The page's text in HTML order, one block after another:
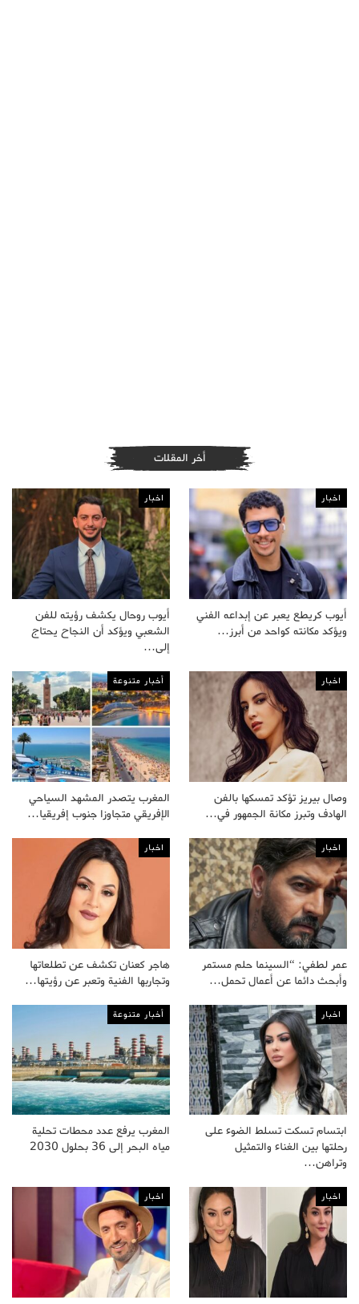
أخر المقلات
اخبار
أيوب كريطع يعبر عن إبداعه الفني
ويؤكد مكانته كواحد من أبرز…
اخبار
أيوب روحال يكشف رؤيته للفن
الشعبي ويؤكد أن النجاح يحتاج
إلى…
اخبار
وصال بيريز تؤكد تمسكها بالفن
الهادف وتبرز مكانة الجمهور في…
أخبار متنوعة
المغرب يتصدر المشهد السياحي
الإفريقي متجاوزا جنوب إفريقيا…
اخبار
عمر لطفي: “السينما حلم مستمر
وأبحث دائما عن أعمال تحمل…
اخبار
هاجر كعنان تكشف عن تطلعاتها
وتجاربها الفنية وتعبر عن رؤيتها…
اخبار
ابتسام تسكت تسلط الضوء على
رحلتها بين الغناء والتمثيل
وتراهن…
أخبار متنوعة
المغرب يرفع عدد محطات تحلية
مياه البحر إلى 36 بحلول 2030
اخبار اخبار